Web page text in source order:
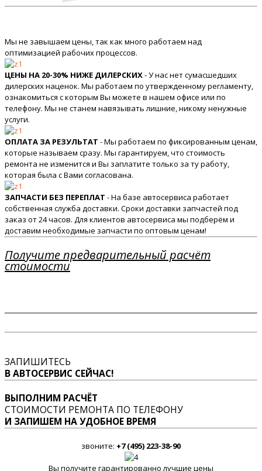
Мы не завышаем цены, так как много работаем над
оптимизацией рабочих процессов.
ЦЕНЫ НА 20-30% НИЖЕ ДИЛЕРСКИХ- У нас нет сумасшедших
дилерских наценок. Мы работаем по утвержденному регламенту,
ознакомиться с которым Вы можете в нашем офисе или по
телефону. Мы не станем навязывать лишние, никому ненужные
услуги.
ОПЛАТА ЗА РЕЗУЛЬТАТ - Мы работаем по фиксированным ценам,
которые называем сразу. Мы гарантируем, что стоимость
ремонта не изменится и Вы заплатите только за ту работу,
которая была с Вами согласована.
ЗАПЧАСТИ БЕЗ ПЕРЕПЛАТ - На базе автосервиса работает
собственная служба доставки. Сроки доставки запчастей под
заказ от 24 часов. Для клиентов автосервиса мы подберём и
доставим необходимые запчасти по оптовым ценам!
Получите предварительный расчёт
стоимости
ЗАПИШИТЕСЬ
В АВТОСЕРВИС СЕЙЧАС!
ВЫПОЛНИМ РАСЧЁТ
СТОИМОСТИ РЕМОНТА ПО ТЕЛЕФОНУ
И ЗАПИШЕМ НА УДОБНОЕ ВРЕМЯ
звоните: +7 (495) 223-38-90
Вы получите гарантированно лучшие цены